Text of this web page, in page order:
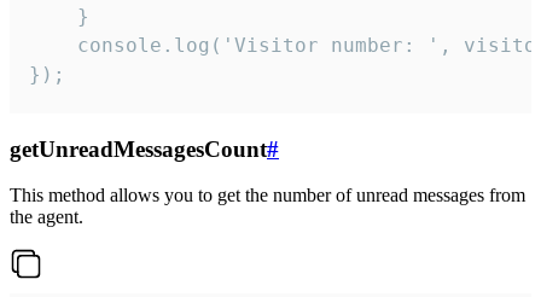
    }
console.log('Visitor number: ',
});
getUnreadMessagesCount#
This method allows you to get the number of unread messages from
the agent.